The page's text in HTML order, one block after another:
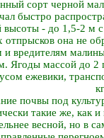
сорт черной
быстро
высоты - до 1,5-2 м
она не
вредителям
Ягоды массой до
ежевики,
почвы под
такие же, как и
весной, но в